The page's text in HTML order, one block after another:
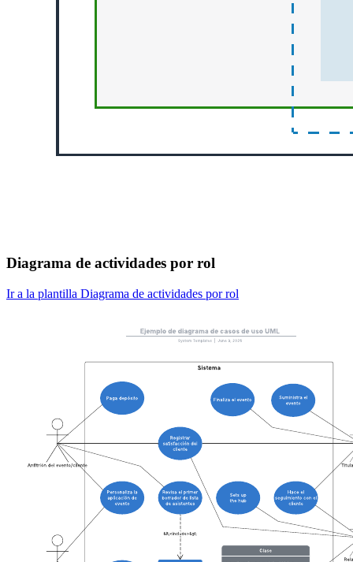
Diagrama de actividades por rol
Ir a la plantilla Diagrama de actividades por rol